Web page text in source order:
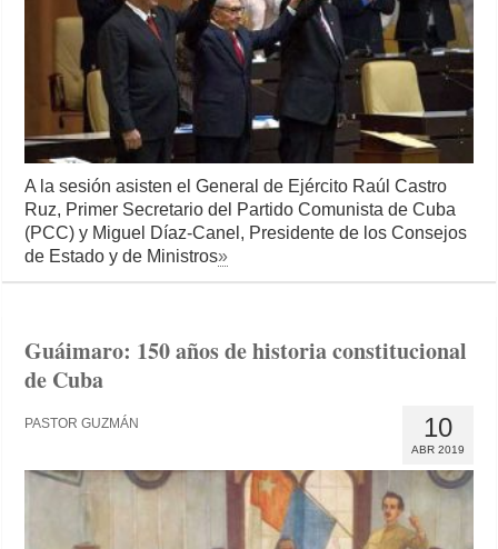
A la sesión asisten el General de Ejército Raúl Castro
Ruz, Primer Secretario del Partido Comunista de Cuba
(PCC) y Miguel Díaz-Canel, Presidente de los Consejos
de Estado y de Ministros»
Guáimaro: 150 años de historia constitucional
de Cuba
10
ABR 2019
PASTOR GUZMÁN